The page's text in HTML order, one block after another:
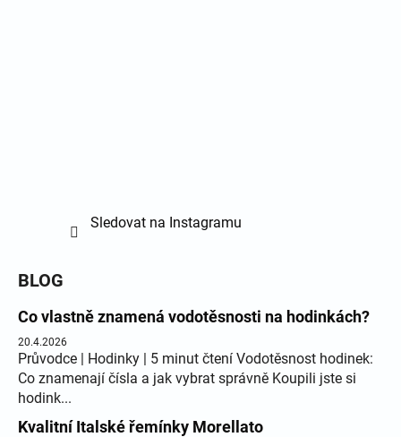
Sledovat na Instagramu
BLOG
Co vlastně znamená vodotěsnosti na hodinkách?
20.4.2026
Průvodce | Hodinky | 5 minut čtení Vodotěsnost hodinek:
Co znamenají čísla a jak vybrat správně Koupili jste si
hodink...
Kvalitní Italské řemínky Morellato